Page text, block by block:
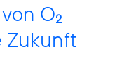
O2
Zukunft